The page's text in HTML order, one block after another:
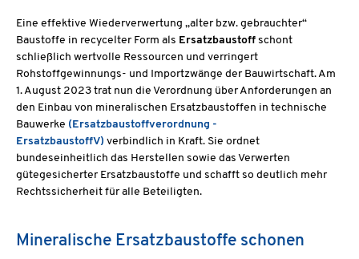
Eine effektive Wiederverwertung „alter bzw. gebrauchter“
Baustoffe in recycelter Form als Ersatzbaustoff schont
schließlich wertvolle Ressourcen und verringert
Rohstoffgewinnungs- und Importzwänge der Bauwirtschaft. Am
1. August 2023 trat nun die Verordnung über Anforderungen an
den Einbau von mineralischen Ersatzbaustoffen in technische
Bauwerke (Ersatzbaustoffverordnung -
ErsatzbaustoffV) verbindlich in Kraft. Sie ordnet
bundeseinheitlich das Herstellen sowie das Verwerten
gütegesicherter Ersatzbaustoffe und schafft so deutlich mehr
Rechtssicherheit für alle Beteiligten.
Mineralische Ersatzbaustoffe schonen